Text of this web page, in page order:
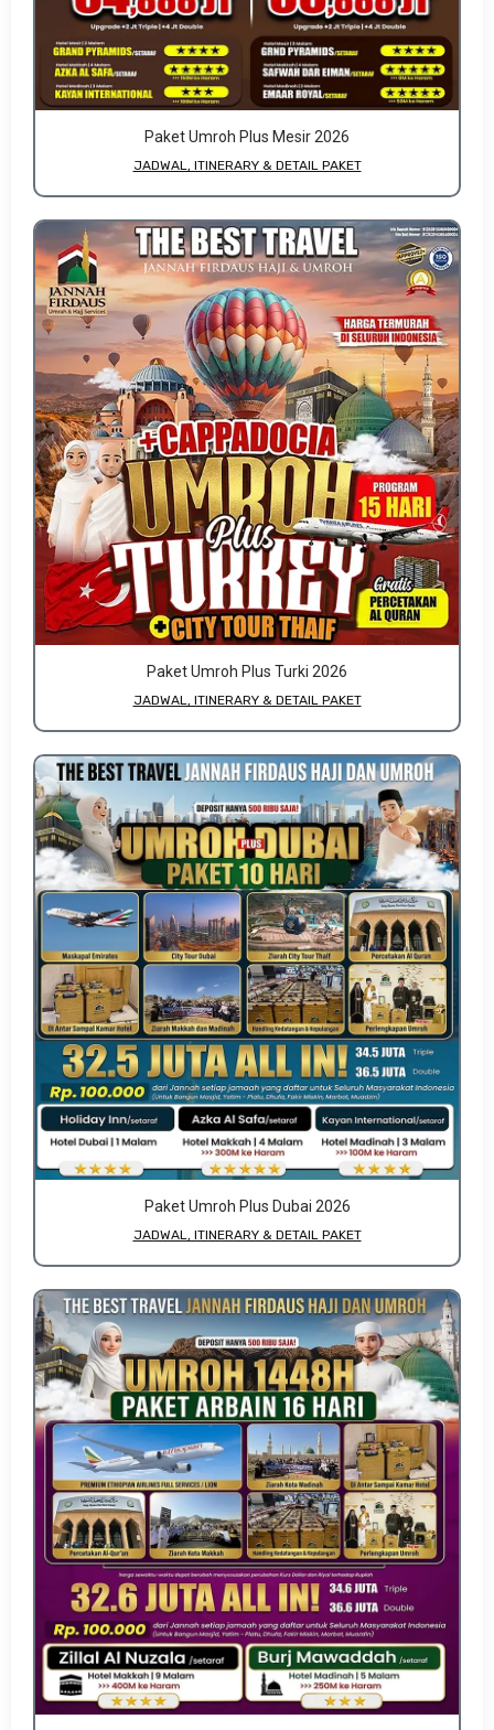
Paket Umroh Plus Mesir 2026
JADWAL, ITINERARY & DETAIL PAKET
Paket Umroh Plus Turki 2026
JADWAL, ITINERARY & DETAIL PAKET
Paket Umroh Plus Dubai 2026
JADWAL, ITINERARY & DETAIL PAKET